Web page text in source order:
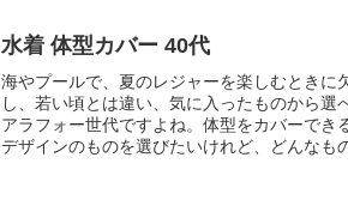
水着 体型カバー 40代
海やプールで、夏のレジャーを楽しむときに
し、若い頃とは違い、気に入ったものから選
アラフォー世代ですよね。体型をカバーでき
デザインのものを選びたいけれど、どんなも